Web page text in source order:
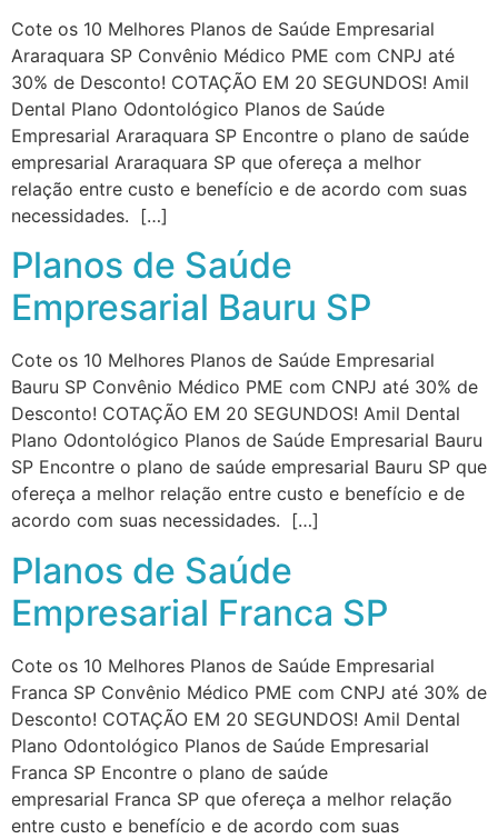
Cote os 10 Melhores Planos de Saúde Empresarial
Araraquara SP Convênio Médico PME com CNPJ até
30% de Desconto! COTAÇÃO EM 20 SEGUNDOS! Amil
Dental Plano Odontológico Planos de Saúde
Empresarial Araraquara SP Encontre o plano de saúde
empresarial Araraquara SP que ofereça a melhor
relação entre custo e benefício e de acordo com suas
necessidades. […]
Planos de Saúde
Empresarial Bauru SP
Cote os 10 Melhores Planos de Saúde Empresarial
Bauru SP Convênio Médico PME com CNPJ até 30% de
Desconto! COTAÇÃO EM 20 SEGUNDOS! Amil Dental
Plano Odontológico Planos de Saúde Empresarial Bauru
SP Encontre o plano de saúde empresarial Bauru SP que
ofereça a melhor relação entre custo e benefício e de
acordo com suas necessidades. […]
Planos de Saúde
Empresarial Franca SP
Cote os 10 Melhores Planos de Saúde Empresarial
Franca SP Convênio Médico PME com CNPJ até 30% de
Desconto! COTAÇÃO EM 20 SEGUNDOS! Amil Dental
Plano Odontológico Planos de Saúde Empresarial
Franca SP Encontre o plano de saúde
empresarial Franca SP que ofereça a melhor relação
entre custo e benefício e de acordo com suas